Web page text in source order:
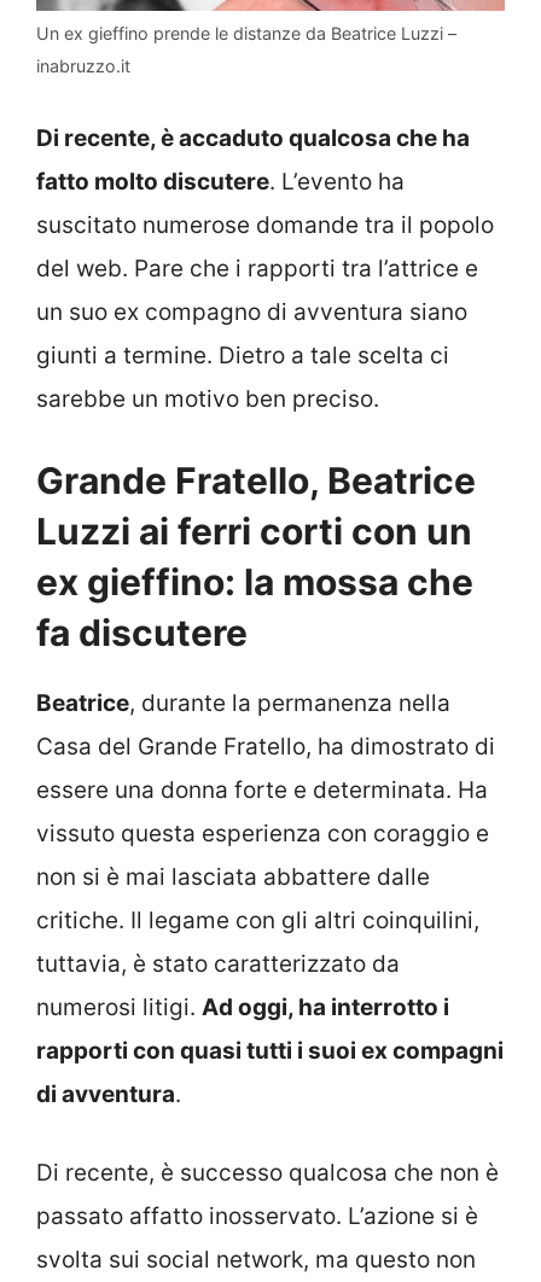
Un ex gieffino prende le distanze da Beatrice Luzzi –
inabruzzo.it
Di recente, è accaduto qualcosa che ha
fatto molto discutere. L’evento ha
suscitato numerose domande tra il popolo
del web. Pare che i rapporti tra l’attrice e
un suo ex compagno di avventura siano
giunti a termine. Dietro a tale scelta ci
sarebbe un motivo ben preciso.
Grande Fratello, Beatrice
Luzzi ai ferri corti con un
ex gieffino: la mossa che
fa discutere
Beatrice, durante la permanenza nella
Casa del Grande Fratello, ha dimostrato di
essere una donna forte e determinata. Ha
vissuto questa esperienza con coraggio e
non si è mai lasciata abbattere dalle
critiche. Il legame con gli altri coinquilini,
tuttavia, è stato caratterizzato da
numerosi litigi. Ad oggi, ha interrotto i
rapporti con quasi tutti i suoi ex compagni
di avventura.
Di recente, è successo qualcosa che non è
passato affatto inosservato. L’azione si è
svolta sui social network, ma questo non